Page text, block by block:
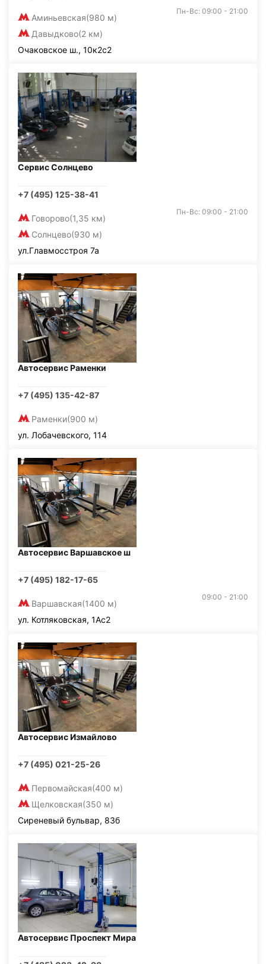
Аминьевская(980 м)
Давыдково(2 км)
Пн-Вс: 09:00 - 21:00
Очаковское ш., 10к2с2
Сервис Солнцево
+7 (495) 125-38-41
Говорово(1,35 км)
Солнцево(930 м)
Пн-Вс: 09:00 - 21:00
ул.Главмосстроя 7а
Автосервис Раменки
+7 (495) 135-42-87
Раменки(900 м)
ул. Лобачевского, 114
Автосервис Варшавское ш
+7 (495) 182-17-65
Варшавская(1400 м)
09:00 - 21:00
ул. Котляковская, 1Ас2
Автосервис Измайлово
+7 (495) 021-25-26
Первомайская(400 м)
Щелковская(350 м)
Сиреневый бульвар, 83б
Автосервис Проспект Мира